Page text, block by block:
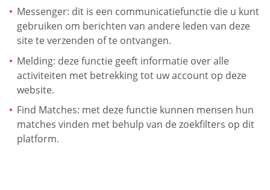
Messenger: dit is een communicatiefunctie die u kunt
gebruiken om berichten van andere leden van deze
site te verzenden of te ontvangen.
Melding: deze functie geeft informatie over alle
activiteiten met betrekking tot uw account op deze
website.
Find Matches: met deze functie kunnen mensen hun
matches vinden met behulp van de zoekfilters op dit
platform.